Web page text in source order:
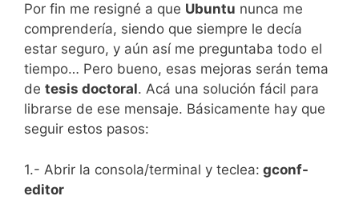
Por fin me resigné a que Ubuntu nunca me
comprendería, siendo que siempre le decía
estar seguro, y aún así me preguntaba todo el
tiempo… Pero bueno, esas mejoras serán tema
de tesis doctoral. Acá una solución fácil para
librarse de ese mensaje. Básicamente hay que
seguir estos pasos:
1.- Abrir la consola/terminal y teclea: gconf-
editor